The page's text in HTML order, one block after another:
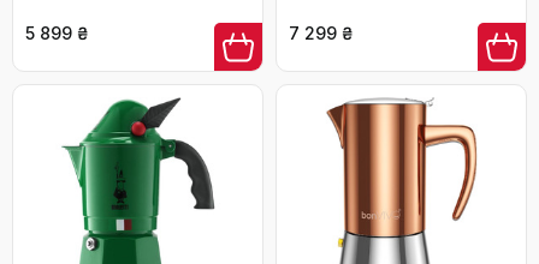
стильний дизайн,
5 899 ₴
7 299 ₴